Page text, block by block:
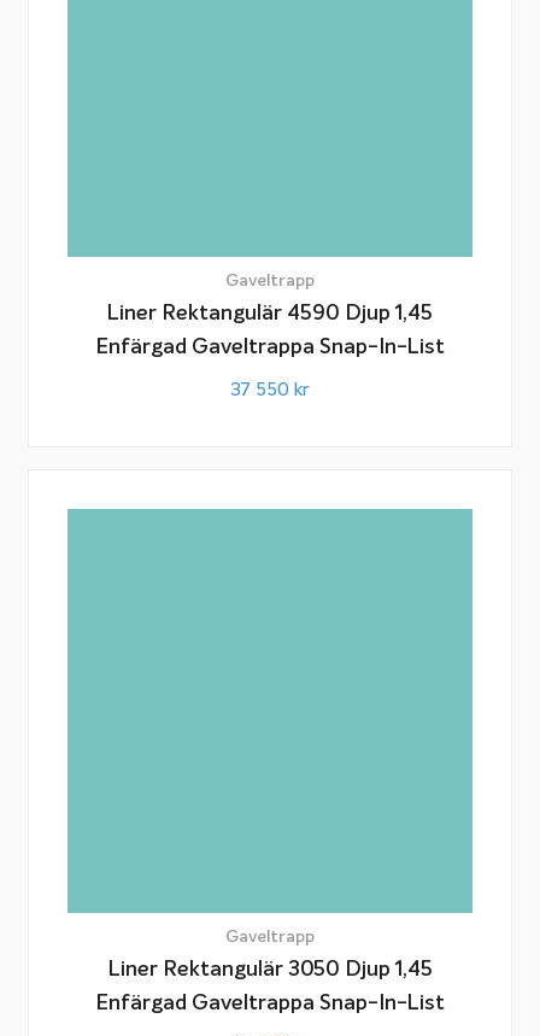
Gaveltrapp
Liner Rektangulär 4590 Djup 1,45
Enfärgad Gaveltrappa Snap-In-List
37 550 kr
Gaveltrapp
Liner Rektangulär 3050 Djup 1,45
Enfärgad Gaveltrappa Snap-In-List